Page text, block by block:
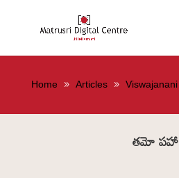
Home Articles Viswajanani
తమో పహా